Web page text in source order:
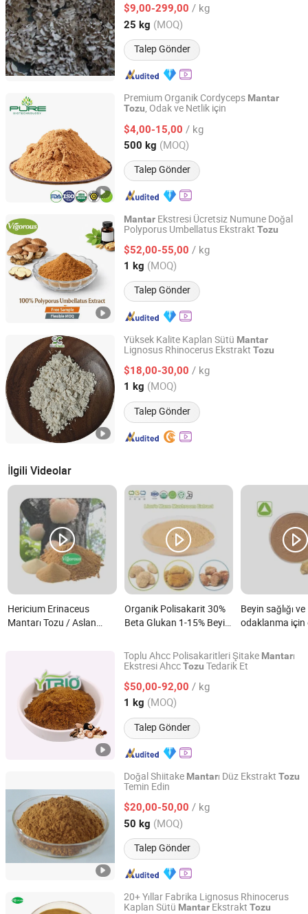
$9,00-299,00 / kg
25 kg (MOQ)
Talep Gönder
Hunan, China Fiyat 2020
Premium Organik Cordyceps Mantar
Tozu, Odak ve Netlik için
$4,00-15,00 / kg
500 kg (MOQ)
Talep Gönder
Ningxia Pure Goji Biology Technology Co., Ltd.
Ningxia, China Fiyat 2024
Mantar Ekstresi Ücretsiz Numune Doğal
Polyporus Umbellatus Ekstrakt Tozu
$52,00-55,00 / kg
1 kg (MOQ)
Talep Gönder
Changsha Vigorous-Tech Co., Ltd.
Hunan, China Fiyat 2025
Yüksek Kalite Kaplan Sütü Mantar
Lignosus Rhinocerus Ekstrakt Tozu
$18,00-30,00 / kg
1 kg (MOQ)
Talep Gönder
Shengchuan Biochem Co., Ltd.
Anhui, China Fiyat 2024
İlgili Videolar
Hericium Erinaceus
Mantarı Tozu / Aslan
Organik Polisakarit 30%
Beta Glukan 1-15% Beyin
Erinaceus Mantar
Ekstrakt Tozu nedir?
Beyin sağlığı ve
odaklanma için
Ekstrakt Tozu
Toplu Ahcc Polisakaritleri Şitake Mantarı
Ekstresi AhccTozu Tedarik Et
$50,00-92,00 / kg
1 kg (MOQ)
Talep Gönder
Shaanxi Dongjiang Kangtai Health Industry Co., Ltd.
Shaanxi, China Fiyat 2024
Doğal Shiitake Mantarı Düz Ekstrakt Tozu
Temin Edin
$20,00-50,00 / kg
50 kg (MOQ)
Talep Gönder
Hunan Sunfull Bio-Tech Co., Ltd.
Hunan, China Fiyat 2020
20+ Yıllar Fabrika Lignosus Rhinocerus
Kaplan Sütü Mantar Ekstrakt Tozu